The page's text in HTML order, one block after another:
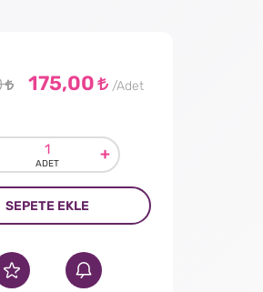
175,00
+
SEPETE EKLE